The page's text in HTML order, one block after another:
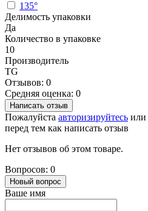
135°
Делимость упаковки
Да
Количество в упаковке
10
Производитель
TG
Отзывов: 0
Средняя оценка: 0
Написать отзыв
Пожалуйста авторизируйтесь или
перед тем как написать отзыв
Нет отзывов об этом товаре.
Вопросов: 0
Новый вопрос
Ваше имя